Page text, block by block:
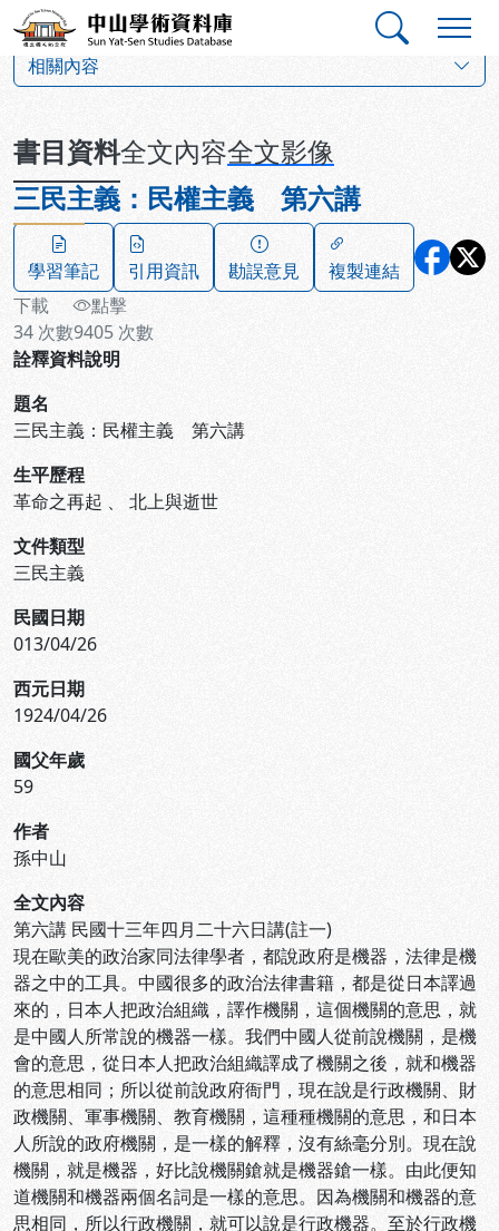
跳到主要內容
中山學術資料庫
相關內容
書目資料全文內容全文影像
三民主義：民權主義 第六講
學習筆記 引用資訊 勘誤意見
複製連結
下載
34 次數
點擊
9405 次數
詮釋資料說明
題名
三民主義：民權主義 第六講
生平歷程
革命之再起 、 北上與逝世
文件類型
三民主義
民國日期
013/04/26
西元日期
1924/04/26
國父年歲
59
作者
孫中山
全文內容
第六講 民國十三年四月二十六日講(註一)
現在歐美的政治家同法律學者，都說政府是機器，法律是機
器之中的工具。中國很多的政治法律書籍，都是從日本譯過
來的，日本人把政治組織，譯作機關，這個機關的意思，就
是中國人所常說的機器一樣。我們中國人從前說機關，是機
會的意思，從日本人把政治組織譯成了機關之後，就和機器
的意思相同；所以從前說政府衙門，現在說是行政機關、財
政機關、軍事機關、教育機關，這種種機關的意思，和日本
人所說的政府機關，是一樣的解釋，沒有絲毫分別。現在說
機關，就是機器，好比說機關鎗就是機器鎗一樣。由此便知
道機關和機器兩個名詞是一樣的意思。因為機關和機器的意
思相同，所以行政機關，就可以說是行政機器。至於行政機